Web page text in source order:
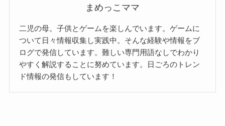
まめっこママ
二児の母。子供とゲームを楽しんでいます。ゲームに
ついて日々情報収集し実践中。そんな経験や情報をブ
ログで発信しています。難しい専門用語なしでわかり
やすく解説することに努めています。日ごろのトレン
ド情報の発信もしています！